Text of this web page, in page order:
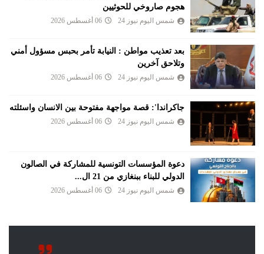
هجوم صاروخي للحوثيين
شمس اليوم نيوز 24 06 أغسطس 2026
بعد تعذيب مواطن : النيابة تأمر بحبس مسؤول أمني
وتلاحق آخرين
شمس اليوم نيوز 24 06 أغسطس 2026
جاكراندا': قصة مواجهة مفتوحة بين الانسان واسئلته
شمس اليوم نيوز 24 06 أغسطس 2026
دعوة المؤسسات التونسية للمشاركة في الصالون
الدولي للبناء ببنغازي من 21 ال...
شمس اليوم نيوز 24 06 أغسطس 2026